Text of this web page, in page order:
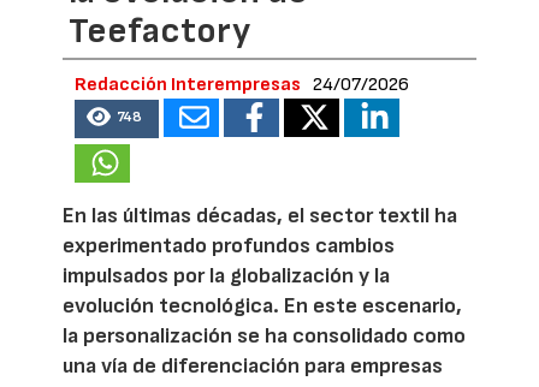
Teefactory
Redacción Interempresas 24/07/2026
748
En las últimas décadas, el sector textil ha
experimentado profundos cambios
impulsados por la globalización y la
evolución tecnológica. En este escenario,
la personalización se ha consolidado como
una vía de diferenciación para empresas